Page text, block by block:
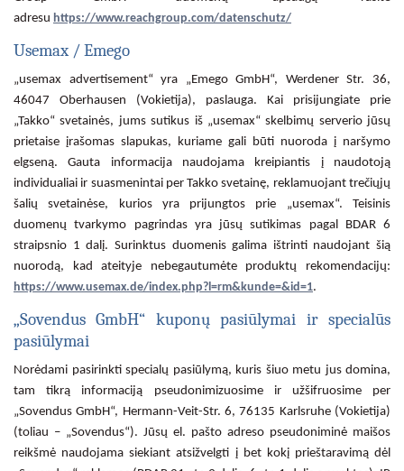
adresu https://www.reachgroup.com/datenschutz/
Usemax / Emego
„usemax advertisement“ yra „Emego GmbH“, Werdener Str. 36,
46047 Oberhausen (Vokietija), paslauga. Kai prisijungiate prie
„Takko“ svetainės, jums sutikus iš „usemax“ skelbimų serverio jūsų
prietaise įrašomas slapukas, kuriame gali būti nuoroda į naršymo
elgseną. Gauta informacija naudojama kreipiantis į naudotoją
individualiai ir suasmenintai per Takko svetainę, reklamuojant trečiųjų
šalių svetainėse, kurios yra prijungtos prie „usemax“. Teisinis
duomenų tvarkymo pagrindas yra jūsų sutikimas pagal BDAR 6
straipsnio 1 dalį. Surinktus duomenis galima ištrinti naudojant šią
nuorodą, kad ateityje nebegautumėte produktų rekomendacijų:
https://www.usemax.de/index.php?l=rm&kunde=&id=1.
„Sovendus GmbH“ kuponų pasiūlymai ir specialūs
pasiūlymai
Norėdami pasirinkti specialų pasiūlymą, kuris šiuo metu jus domina,
tam tikrą informaciją pseudonimizuosime ir užšifruosime per
„Sovendus GmbH“, Hermann-Veit-Str. 6, 76135 Karlsruhe (Vokietija)
(toliau – „Sovendus“). Jūsų el. pašto adreso pseudoniminė maišos
reikšmė naudojama siekiant atsižvelgti į bet kokį prieštaravimą dėl